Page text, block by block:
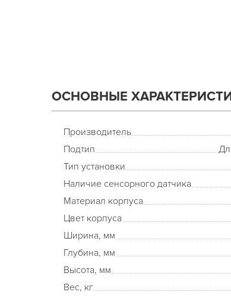
ОСНОВНЫЕ
Производитель
Подтип
Тип установки
Наличие сенсорного датчика
Материал корпуса
Цвет корпуса
Ширина, мм
Глубина, мм
Высота, мм
Вес, кг